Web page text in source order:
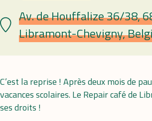
PlaatsAv. de Houffalize 36/38,
Libramont-Chevigny,
C’est la reprise ! Après deux mois de
vacances scolaires. Le Repair café de
ses droits !